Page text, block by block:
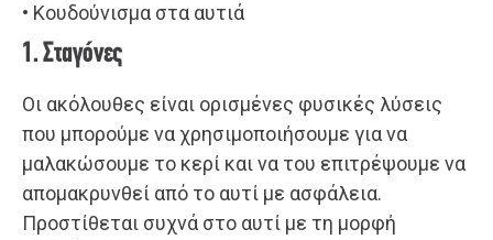
• Κουδούνισμα στα αυτιά
1. Σταγόνες
Οι ακόλουθες είναι ορισμένες φυσικές λύσεις
που μπορούμε να χρησιμοποιήσουμε για να
μαλακώσουμε το κερί και να του επιτρέψουμε να
απομακρυνθεί από το αυτί με ασφάλεια.
Προστίθεται συχνά στο αυτί με τη μορφή